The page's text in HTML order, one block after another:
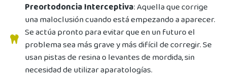
Preortodoncia Interceptiva: Aquella que corrige
una maloclusión cuando está empezando a aparecer.
Se actúa pronto para evitar que en un futuro el
problema sea más grave y más difícil de corregir. Se
usan pistas de resina o levantes de mordida, sin
necesidad de utilizar aparatologías.